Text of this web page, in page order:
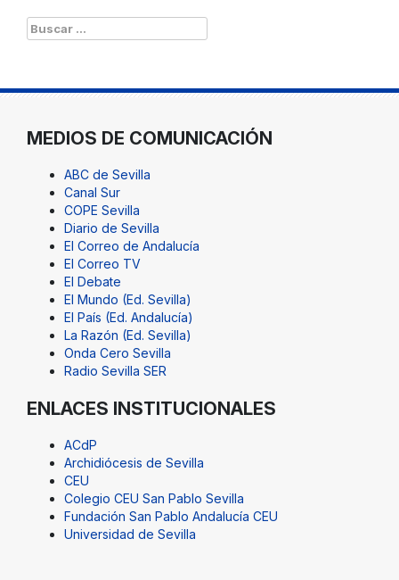
Buscar:
MEDIOS DE COMUNICACIÓN
ABC de Sevilla
Canal Sur
COPE Sevilla
Diario de Sevilla
El Correo de Andalucía
El Correo TV
El Debate
El Mundo (Ed. Sevilla)
El País (Ed. Andalucía)
La Razón (Ed. Sevilla)
Onda Cero Sevilla
Radio Sevilla SER
ENLACES INSTITUCIONALES
ACdP
Archidiócesis de Sevilla
CEU
Colegio CEU San Pablo Sevilla
Fundación San Pablo Andalucía CEU
Universidad de Sevilla